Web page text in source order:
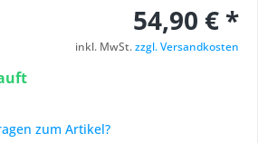
54,90 € *
inkl. MwSt.zzgl. Versandkosten
zum Artikel?